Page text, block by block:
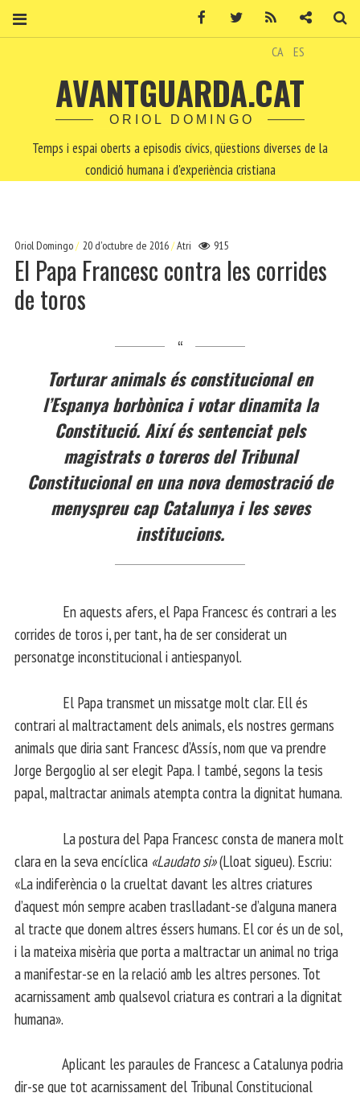
CA ES
AVANTGUARDA.CAT
ORIOL DOMINGO
Temps i espai oberts a episodis cívics, qüestions diverses de la
condició humana i d'experiència cristiana
Oriol Domingo 20 d'octubre de 2016 Atri 915
El Papa Francesc contra les corrides
de toros
Torturar animals és constitucional en
l’Espanya borbònica i votar dinamita la
Constitució. Així és sentenciat pels
magistrats o toreros del Tribunal
Constitucional en una nova demostració de
menyspreu cap Catalunya i les seves
institucions.
En aquests afers, el Papa Francesc és contrari a les
corrides de toros i, per tant, ha de ser considerat un
personatge inconstitucional i antiespanyol.
El Papa transmet un missatge molt clar. Ell és
contrari al maltractament dels animals, els nostres germans
animals que diria sant Francesc d’Assís, nom que va prendre
Jorge Bergoglio al ser elegit Papa. I també, segons la tesis
papal, maltractar animals atempta contra la dignitat humana.
La postura del Papa Francesc consta de manera molt
clara en la seva encíclica «Laudato si»(Lloat sigueu). Escriu:
«La indiferència o la crueltat davant les altres criatures
d’aquest món sempre acaben traslladant-se d’alguna manera
al tracte que donem altres éssers humans. El cor és un de sol,
i la mateixa misèria que porta a maltractar un animal no triga
a manifestar-se en la relació amb les altres persones. Tot
acarnissament amb qualsevol criatura es contrari a la dignitat
humana».
Aplicant les paraules de Francesc a Catalunya podria
dir-se que tot acarnissament del Tribunal Constitucional
Facebook Twitter Contacte